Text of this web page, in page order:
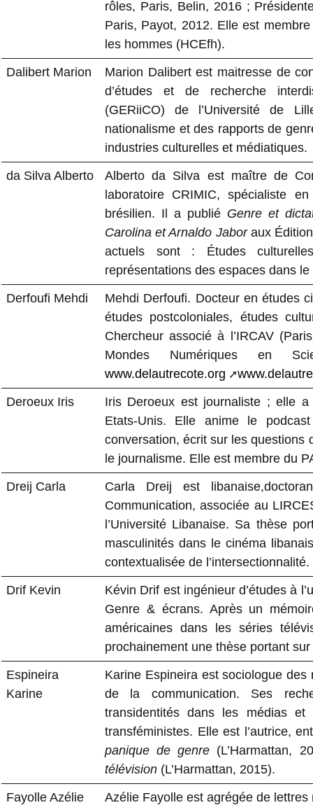
rôles, Paris, Belin, 2016 ;
Paris, Payot, 2012. Elle est
les hommes (HCEfh).
Dalibert Marion
Marion Dalibert est maitresse de
d’études et de recherche
(GERiiCO) de l’Université de
nationalisme et des rapports de
industries culturelles et médiatiques.
da Silva Alberto
Alberto da Silva est maître de
laboratoire CRIMIC, spécialiste
brésilien. Il a publié Genre et
Carolina et Arnaldo Jaboraux
actuels sont : Études
représentations des espaces dans
Derfoufi Mehdi
Mehdi Derfoufi. Docteur en études
études postcoloniales, études
Chercheur associé à l’IRCAV
Mondes Numériques en
www.delautrecote.org
Deroeux Iris
Iris Deroeux est journaliste ; elle
Etats-Unis. Elle anime le
conversation, écrit sur les questions
le journalisme. Elle est membre du
Dreij Carla
Carla Dreij est
Communication, associée au
l’Université Libanaise. Sa thèse
masculinités dans le cinéma
contextualisée de l’intersectionnalité.
Drif Kevin
Kévin Drif est ingénieur d’études à
Genre & écrans. Après un
américaines dans les séries
prochainement une thèse portant
Espineira
Karine
Karine Espineira est sociologue des
de la communication. Ses
transidentités dans les médias
transféministes. Elle est l’autrice,
panique de genre (L’Harmattan,
télévision(L’Harmattan, 2015).
Fayolle Azélie
Azélie Fayolle est agrégée de